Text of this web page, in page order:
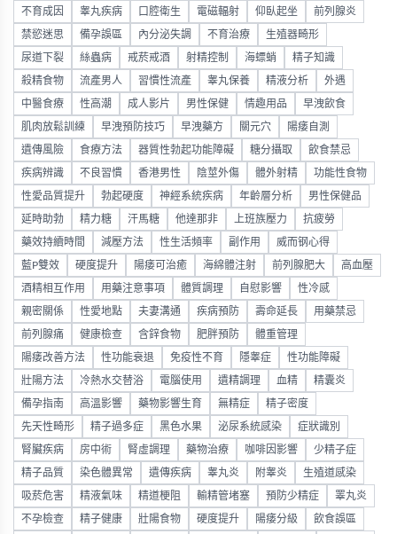
不育成因 睾丸疾病 口腔衛生 電磁輻射 仰臥起坐 前列腺炎
禁慾迷思 備孕誤區 內分泌失調 不育治療 生殖器畸形
尿道下裂 絲蟲病 戒菸戒酒 射精控制 海螵蛸 精子知識
殺精食物 流產男人 習慣性流產 睾丸保養 精液分析 外遇
中醫食療 性高潮 成人影片 男性保健 情趣用品 早洩飲食
肌肉放鬆訓練 早洩預防技巧 早洩藥方 關元穴 陽痿自測
遺傳風險 食療方法 器質性勃起功能障礙 糖分攝取 飲食禁忌
疾病辨識 不良習慣 香港男性 陰莖外傷 體外射精 功能性食物
性愛品質提升 勃起硬度 神經系統疾病 年齡層分析 男性保健品
延時助勃 精力糖 汗馬糖 他達那非 上班族壓力 抗疲勞
藥效持續時間 減壓方法 性生活頻率 副作用 威而钢心得
藍P雙效 硬度提升 陽痿可治癒 海綿體注射 前列腺肥大 高血壓
酒精相互作用 用藥注意事項 體質調理 自慰影響 性冷感
親密關係 性愛地點 夫妻溝通 疾病預防 壽命延長 用藥禁忌
前列腺痛 健康檢查 含鋅食物 肥胖預防 體重管理
陽痿改善方法 性功能衰退 免疫性不育 隱睾症 性功能障礙
壯陽方法 冷熱水交替浴 電腦使用 遺精調理 血精 精囊炎
備孕指南 高溫影響 藥物影響生育 無精症 精子密度
先天性畸形 精子過多症 黑色水果 泌尿系統感染 症狀識別
腎臟疾病 房中術 腎虛調理 藥物治療 咖啡因影響 少精子症
精子品質 染色體異常 遺傳疾病 睾丸炎 附睾炎 生殖道感染
吸菸危害 精液氣味 精道梗阻 輸精管堵塞 預防少精症 睪丸炎
不孕檢查 精子健康 壯陽食物 硬度提升 陽痿分級 飲食誤區